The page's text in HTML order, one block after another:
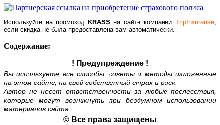
Используйте на промокод KRASS на сайте компании TripInsuranse,
если скидка не была предоставлена вам автоматически.
Содержание:
! Предупреждение !
Вы используете все способы, советы и методы изложенные
на этом сайте, на свой собственный страх и риск.
Автор не несет ответственности за любые последствия,
которые могут возникнуть при бездумном использовании
материалов сайта.
© Все права защищены